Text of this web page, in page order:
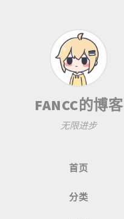
FANCC的博客
无限进步
首页
分类